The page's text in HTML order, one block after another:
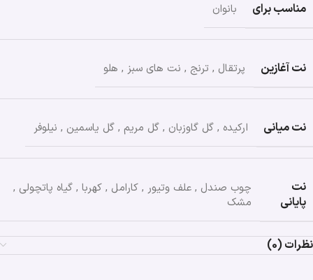
مناسب برای بانوان
نت آغازین پرتقال , ترنج , نت های سبز , هلو
نت میانی ارکیده , گل گاوزبان , گل مریم , گل یاسمین , نیلوفر
نت
پایانی
چوب صندل , علف وتیور , کارامل , کهربا , گیاه پاتچولی ,
مشک
نظرات (0)